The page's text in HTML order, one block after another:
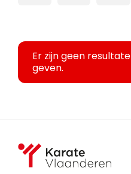
Er zijn geen
geven.